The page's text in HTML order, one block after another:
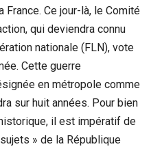
France. Ce jour-là, le Comité
qui deviendra connu
nationale (FLN), vote
Cette guerre
en métropole comme
sur huit années. Pour bien
il est impératif de
» de la République